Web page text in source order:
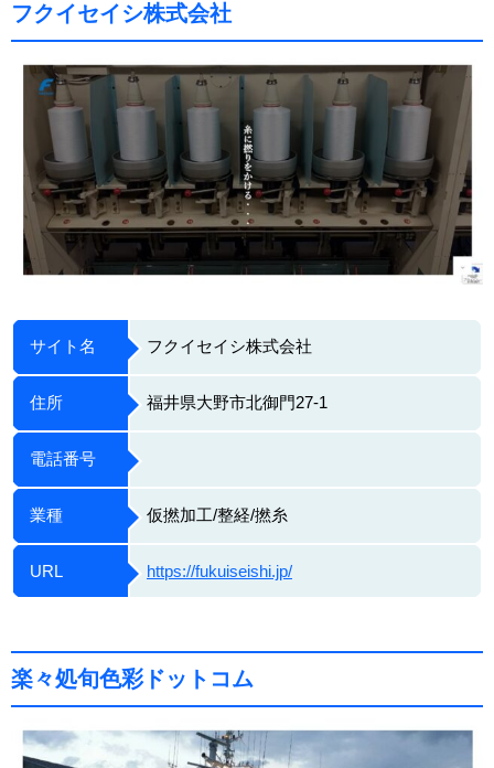
フクイセイシ株式会社
サイト名 フクイセイシ株式会社
住所 福井県大野市北御門27-1
電話番号
業種 仮撚加工/整経/撚糸
URL https://fukuiseishi.jp/
楽々処旬色彩ドットコム